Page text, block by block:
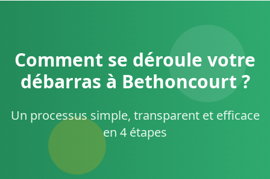
Comment se déroule votre
débarras à Bethoncourt ?
Un processus simple, transparent et efficace
en 4 étapes